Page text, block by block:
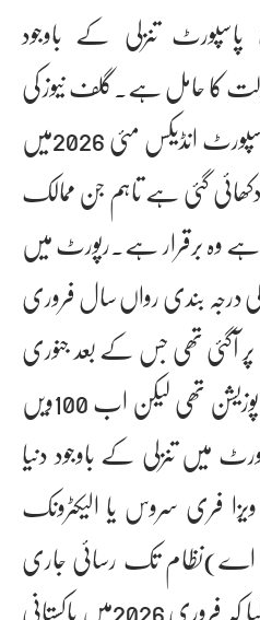
تنزلی کے باوجود
کا حامل ہے۔گلف نیوز کی
رپورٹ کے مطابق ہینلے پاسپورٹ انڈیکس مئی 2026میں
گئی ہے تاہم جن ممالک
وہ برقرار ہے۔رپورٹ میں
کی درجہ بندی رواں سال فروری
پوزیشن پر آگئی تھی جس کے بعد جنوری
میں 98اور 2025میں 103پوزیشن تھی لیکن اب 100ویں
میں تنزلی کے باوجود دنیا
فری سروس یا الیکٹرونک
اے)نظام تک رسائی جاری